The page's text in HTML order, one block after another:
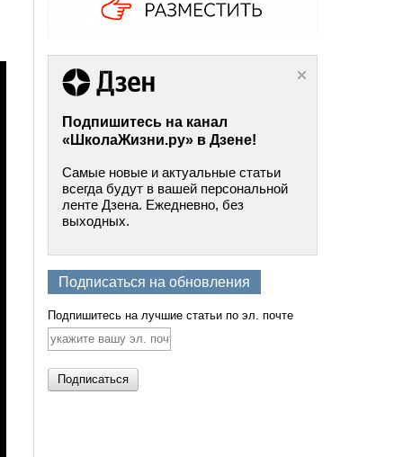
Подпишитесь на канал
«ШколаЖизни.ру» в Дзене!
Самые новые и актуальные статьи
всегда будут в вашей персональной
ленте Дзена. Ежедневно, без
выходных.
Подписаться на обновления
Подпишитесь на лучшие статьи по эл. почте